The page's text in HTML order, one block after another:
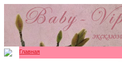
Главная